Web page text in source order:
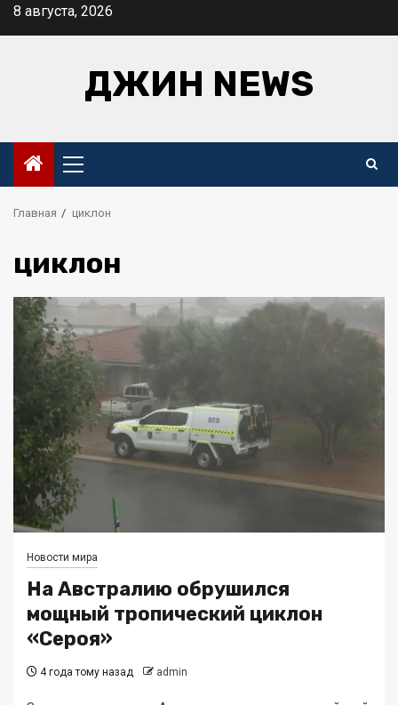
Перейти
8 августа, 2026
ДЖИН NEWS
Основное
меню
Главная циклон
циклон
Новости мира
На Австралию обрушился
мощный тропический циклон
«Сероя»
4 года тому назад admin